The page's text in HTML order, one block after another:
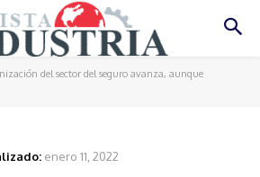
del sector del seguro avanza, aunque
enero 11, 2022